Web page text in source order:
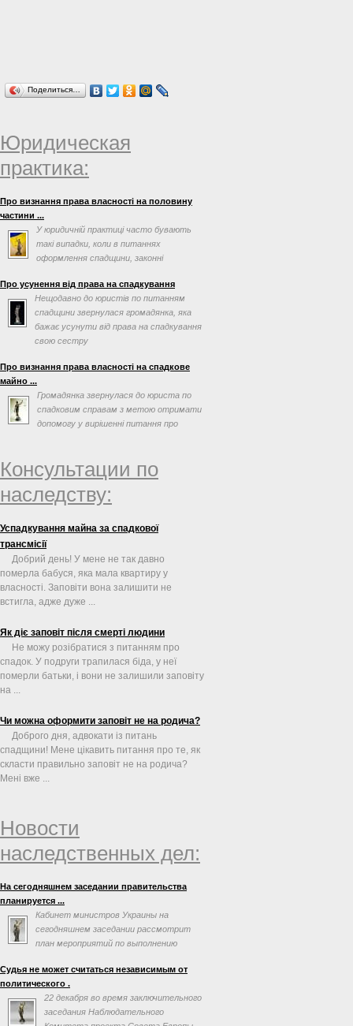
Поделиться…
Юридическая
практика:
Про визнання права власності на половину
частини ...
У юридичній практиці часто бувають
такі випадки, коли в питаннях
оформлення спадщини, законні
Про усунення від права на спадкування
Нещодавно до юристів по питанням
спадщини звернулася громадянка, яка
бажає усунути від права на спадкування
свою сестру
Про визнання права власності на спадкове
майно ...
Громадянка звернулася до юриста по
спадковим справам з метою отримати
допомогу у вирішенні питання про
Консультации по
наследству:
Успадкування майна за спадкової
трансмісії
Добрий день! У мене не так давно
померла бабуся, яка мала квартиру у
власності. Заповіти вона залишити не
встигла, адже дуже ...
Як діє заповіт після смерті людини
Не можу розібратися з питанням про
спадок. У подруги трапилася біда, у неї
померли батьки, і вони не залишили заповіту
на ...
Чи можна оформити заповіт не на родича?
Доброго дня, адвокати із питань
спадщини! Мене цікавить питання про те, як
скласти правильно заповіт не на родича?
Мені вже ...
Новости
наследственных дел:
На сегодняшнем заседании правительства
планируется ...
Кабинет министров Украины на
сегодняшнем заседании рассмотрит
план мероприятий по выполнению
Евросоюзом. Об этом говорится в повестке дня
заседания на сайте правительства.
Судья не может считаться независимым от
политического .
22 декабря во время заключительного
заседания Наблюдательного